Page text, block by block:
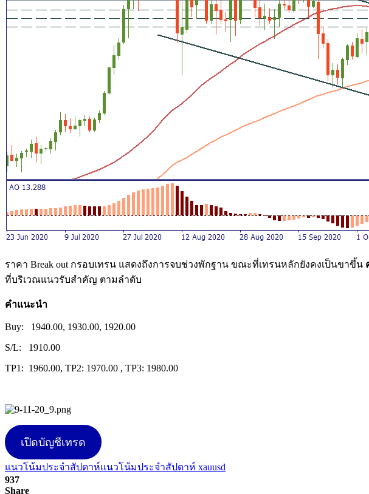
ราคา Break out กรอบเทรน แสดงถึงการจบช่วงพักฐาน ขณะที่เทรนหลักยังคงเป็นขาขึ้น
ที่บริเวณแนวรับสำคัญ ตามลำดับ
คำแนะนำ
Buy: 1940.00, 1930.00, 1920.00
S/L: 1910.00
TP1: 1960.00, TP2: 1970.00 , TP3: 1980.00
เปิดบัญชีเทรด
แนวโน้มประจำสัปดาห์แนวโน้มประจำสัปดาห์ xauusd
937
Share